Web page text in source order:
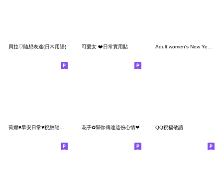
貝拉♡隨想表達(日常用語) 可愛女 ❤️日常實用貼 Adult women's New Year's holiday/22
花子✿幫你傳達這份心情❤ QQ祝福敬語